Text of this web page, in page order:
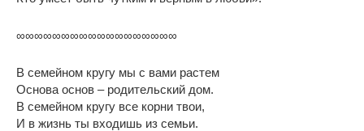
∞∞∞∞∞∞∞∞∞∞∞∞∞∞∞∞∞∞
В семейном кругу мы с вами растем
Основа основ – родительский дом.
В семейном кругу все корни твои,
И в жизнь ты входишь из семьи.